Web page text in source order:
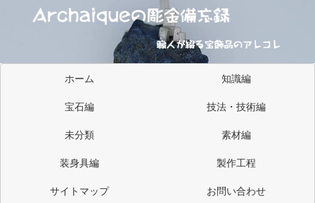
ホーム
知識編
宝石編
技法・技術編
未分類
素材編
装身具編
製作工程
サイトマップ
お問い合わせ